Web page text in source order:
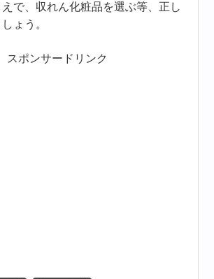
で、収れん化粧品を選ぶ等、正し
ょう。
スポンサードリンク